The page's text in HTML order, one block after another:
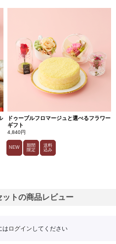
ドゥーブルフロマージュと選べるフラワー
ギフト
4,840円
NEW
期間
限定
送料
込み
トの商品レビュー
は ログイン してください